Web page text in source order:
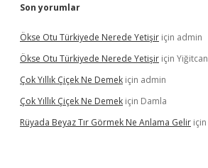
Son yorumlar
Ökse Otu Türkiyede Nerede Yetişir için admin
Ökse Otu Türkiyede Nerede Yetişir için Yiğitcan
Çok Yıllık Çiçek Ne Demek için admin
Çok Yıllık Çiçek Ne Demek için Damla
Rüyada Beyaz Tır Görmek Ne Anlama Gelir için